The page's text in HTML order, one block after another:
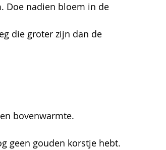
Doe nadien bloem in de
die groter zijn dan de
bovenwarmte.
geen gouden korstje hebt.